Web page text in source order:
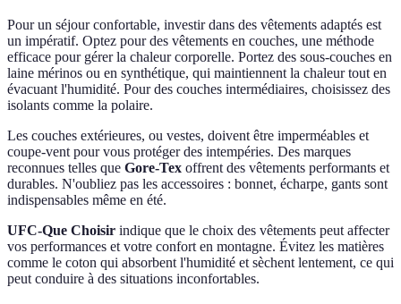
Pour un séjour confortable, investir dans des vêtements adaptés est
un impératif. Optez pour des vêtements en couches, une méthode
efficace pour gérer la chaleur corporelle. Portez des sous-couches en
laine mérinos ou en synthétique, qui maintiennent la chaleur tout en
évacuant l'humidité. Pour des couches intermédiaires, choisissez des
isolants comme la polaire.
Les couches extérieures, ou vestes, doivent être imperméables et
coupe-vent pour vous protéger des intempéries. Des marques
reconnues telles que Gore-Tex offrent des vêtements performants et
durables. N'oubliez pas les accessoires : bonnet, écharpe, gants sont
indispensables même en été.
UFC-Que Choisir indique que le choix des vêtements peut affecter
vos performances et votre confort en montagne. Évitez les matières
comme le coton qui absorbent l'humidité et sèchent lentement, ce qui
peut conduire à des situations inconfortables.